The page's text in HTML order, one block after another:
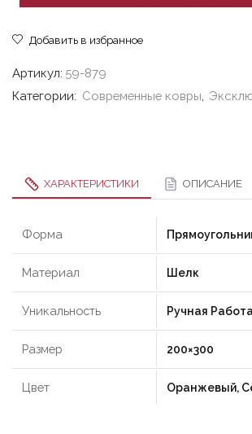
Добавить в избранное
Артикул: 59-879
Категории: Современные ковры
ХАРАКТЕРИСТИКИ ОПИСАНИЕ
Форма
Материал Шелк
Уникальность Ручная Работа
Размер 200×300
Цвет Оранжевый,